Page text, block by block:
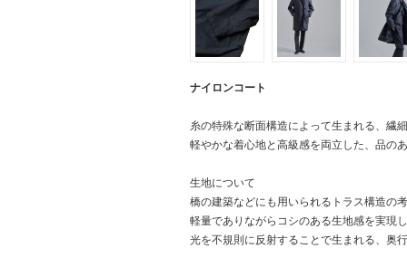
ナイロンコート
糸の特殊な断面構造によって生まれる、繊
軽やかな着心地と高級感を両立した、品の
生地について
橋の建築などにも用いられるトラス構造の
軽量でありながらコシのある生地感を実現
光を不規則に反射することで生まれる、奥